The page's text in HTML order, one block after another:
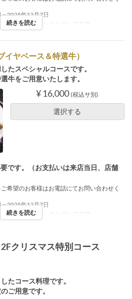
2025年12月7日
のカテゴリ 2F レストランフロア
続きを読む
ヤベース＆特選牛）
たスペシャルコースです。
牛をご用意いたします。
¥ 16,000 (税込サ別)
選択する
です。（お支払いは来店当日、店舗
希望のお客様はお電話にてお問い合わせく
~ 2025年12月7日
のカテゴリ 2F レストランフロア
続きを読む
クリスマス特別コース
たコース料理です。
ご用意です。